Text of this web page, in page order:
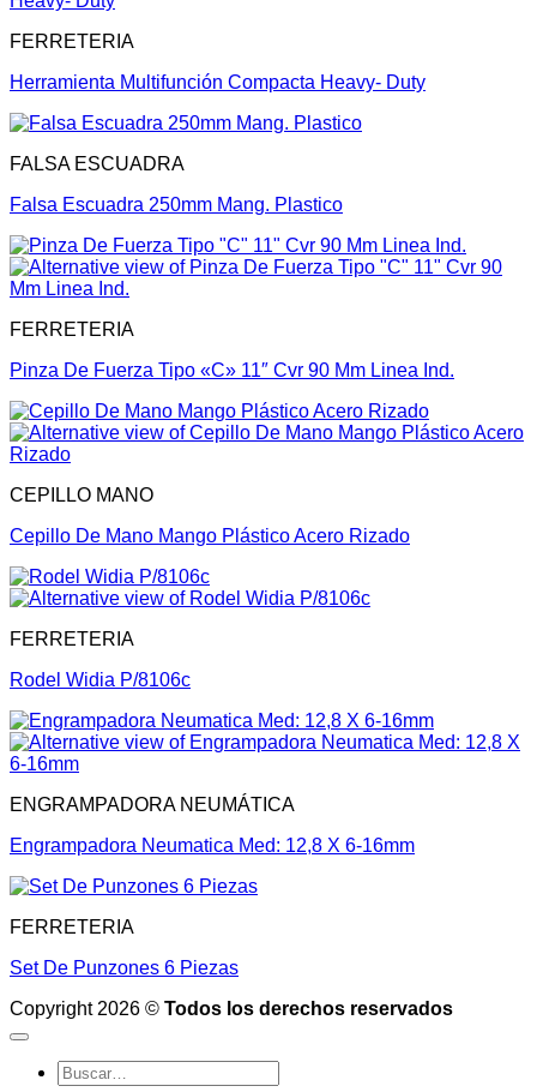
FERRETERIA
Herramienta Multifunción Compacta Heavy- Duty
FALSA ESCUADRA
Falsa Escuadra 250mm Mang. Plastico
FERRETERIA
Pinza De Fuerza Tipo «C» 11″ Cvr 90 Mm Linea Ind.
CEPILLO MANO
Cepillo De Mano Mango Plástico Acero Rizado
FERRETERIA
Rodel Widia P/8106c
ENGRAMPADORA NEUMÁTICA
Engrampadora Neumatica Med: 12,8 X 6-16mm
FERRETERIA
Set De Punzones 6 Piezas
Copyright 2026 © Todos los derechos reservados
Buscar